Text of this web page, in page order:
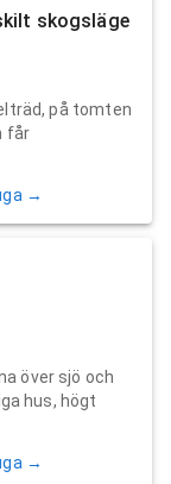
skogsläge
på tomten
får
→
över sjö och
hus, högt
→